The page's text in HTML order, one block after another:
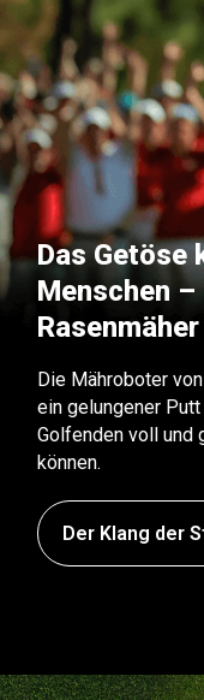
Das Getöse
Menschen
Rasenmäher
Die Mähroboter
ein gelungener
Golfenden voll und
können.
Der Klang der